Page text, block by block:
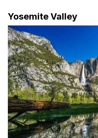
Yosemite Valley